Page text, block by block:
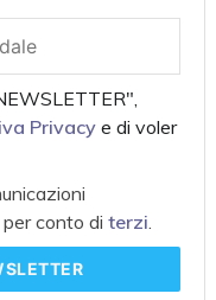
Privacye di voler
per conto diterzi.